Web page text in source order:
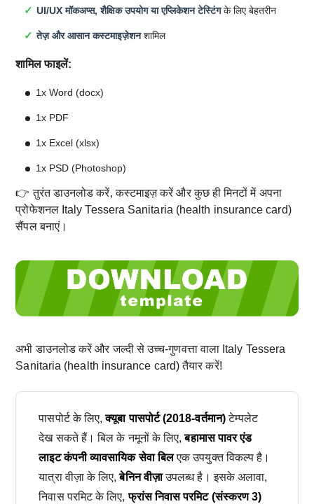
UI/UX मॉकअप्स, शैक्षिक उपयोग या एप्लिकेशन टेस्टिंगके लिए बेहतरीन
तेज़ और आसान कस्टमाइज़ेशनशामिल
शामिल फाइलें:
1x Word (docx)
1x PDF
1x Excel (xlsx)
1x PSD (Photoshop)
👉 तुरंत डाउनलोड करें, कस्टमाइज़ करें और कुछ ही मिनटों में अपना
प्रोफेशनल Italy Tessera Sanitaria (health insurance card)
सैंपल बनाएं।
अभी डाउनलोड करें और जल्दी से उच्च-गुणवत्ता वाला Italy Tessera
Sanitaria (health insurance card) तैयार करें!
पासपोर्ट के लिए,क्यूबा पासपोर्ट (2018-वर्तमान)टेम्पलेट
देख सकते हैं। बिल के नमूनों के लिए,बहामास पावर एंड
लाइट कंपनी व्यावसायिक सेवा बिलएक उपयुक्त विकल्प है।
यात्रा वीज़ा के लिए,बेनिन वीज़ाउपलब्ध है। इसके अलावा,
निवास परमिट के लिए,फ्रांस निवास परमिट (संस्करण 3)